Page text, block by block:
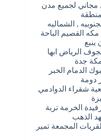
مجاني لجميع مدن
, الشماليه
القصيم الباحة
ينبع
الرياض ابها
جدة
الدمام الخبر
دومة
شقراء الدوادمي
الخرمة تربة
الذهب
المجمعة تمير